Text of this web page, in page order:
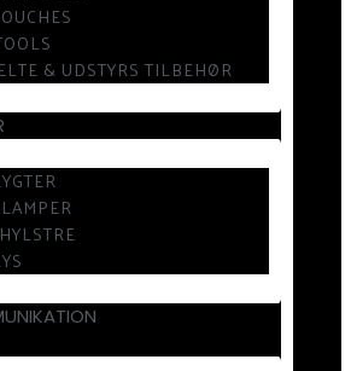
& UDSTYRS TILBEHØR